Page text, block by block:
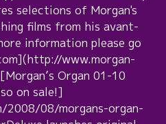
selections of Morgan's
films from his avant-
information please go
www.morgan-
Organ 01-10
on sale!]
08/morgans-organ-